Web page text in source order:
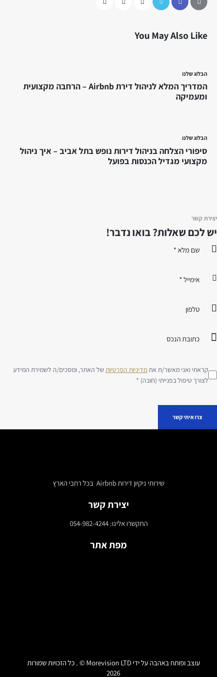
You May Also Like
הבלוג שלנו
המדריך המלא לניהול דירת Airbnb – הרחבה מקצועית
ומעמיקה
הבלוג שלנו
סיפורי הצלחה בניהול דירות נופש בתל אביב – איך ניהול
מקצועי מגדיל הכנסות בפועל
קשר
לכם שאלות?בואו נדבר!
ואני מאשר/ת את מדיניות הפרטיותשל האתר, ומסכים/ה לשמירת המידע
טיפול בפנייתי (חובה) *
שירותי ניקיון דירות Airbnb בכל רחבי הארץ
יצירת קשר
התקשרו אלינו: 054-982-4244
מפת אתר
עוצב ופותח באהבה על ידיMorevision LTD© . כל הזכויות שמורות
2026